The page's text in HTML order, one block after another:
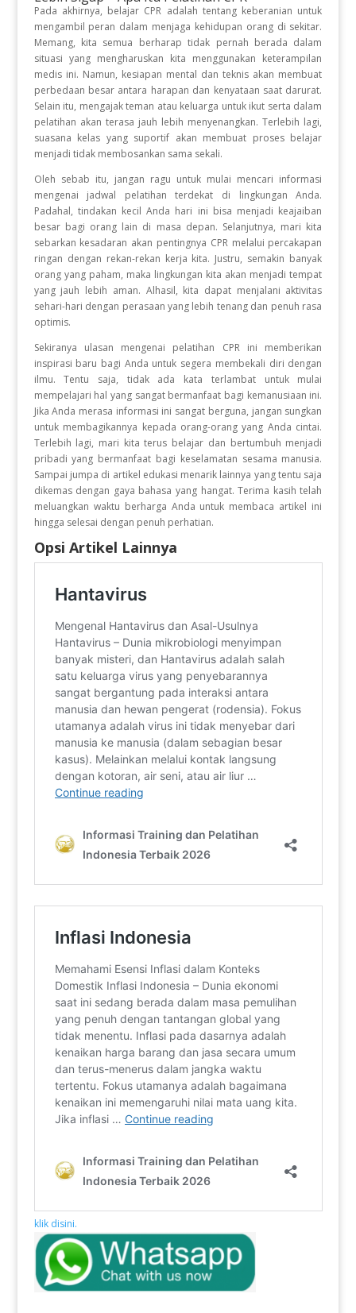
Pada akhirnya, belajar CPR adalah tentang keberanian untuk
mengambil peran dalam menjaga kehidupan orang di sekitar.
Memang, kita semua berharap tidak pernah berada dalam
situasi yang mengharuskan kita menggunakan keterampilan
medis ini. Namun, kesiapan mental dan teknis akan membuat
perbedaan besar antara harapan dan kenyataan saat darurat.
Selain itu, mengajak teman atau keluarga untuk ikut serta dalam
pelatihan akan terasa jauh lebih menyenangkan.Terlebih lagi,
suasana kelas yang suportif akan membuat proses belajar
menjadi tidak membosankan sama sekali.
Oleh sebab itu, jangan ragu untuk mulai mencari informasi
mengenai jadwal pelatihan terdekat di lingkungan Anda.
Padahal, tindakan kecil Anda hari ini bisa menjadi keajaiban
besar bagi orang lain di masa depan. Selanjutnya, mari kita
sebarkan kesadaran akan pentingnya CPR melalui percakapan
ringan dengan rekan-rekan kerja kita. Justru, semakin banyak
orang yang paham, maka lingkungan kita akan menjadi tempat
yang jauh lebih aman. Alhasil, kita dapat menjalani aktivitas
sehari-hari dengan perasaan yang lebih tenang dan penuh rasa
optimis.
Sekiranya ulasan mengenai pelatihan CPR ini memberikan
inspirasi baru bagi Anda untuk segera membekali diri dengan
ilmu.Tentu saja, tidak ada kata terlambat untuk mulai
mempelajari hal yang sangat bermanfaat bagi kemanusiaan ini.
Jika Anda merasa informasi ini sangat berguna, jangan sungkan
untuk membagikannya kepada orang-orang yang Anda cintai.
Terlebih lagi, mari kita terus belajar dan bertumbuh menjadi
pribadi yang bermanfaat bagi keselamatan sesama manusia.
Sampai jumpa di artikel edukasi menarik lainnya yang tentu saja
dikemas dengan gaya bahasa yang hangat.Terima kasih telah
meluangkan waktu berharga Anda untuk membaca artikel ini
hingga selesai dengan penuh perhatian.
Opsi Artikel Lainnya
klik disini.